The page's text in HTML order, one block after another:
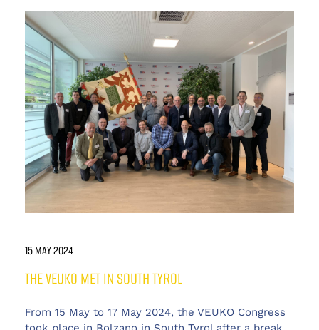
15 MAY 2024
THE VEUKO MET IN SOUTH TYROL
From 15 May to 17 May 2024, the VEUKO Congress